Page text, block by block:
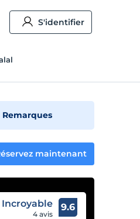
S'identifier
Remarques
maintenant
Incroyable
4 avis
9.6